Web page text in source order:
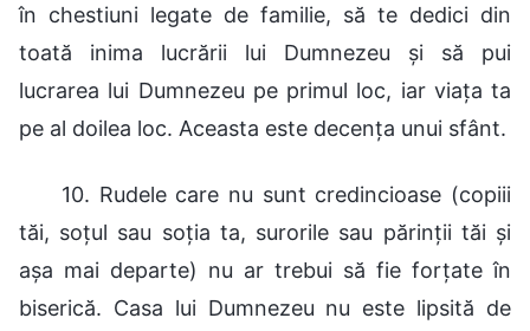
în chestiuni legate de familie, să te dedici din
toată inima lucrării lui Dumnezeu și să pui
lucrarea lui Dumnezeu pe primul loc, iar viața ta
pe al doilea loc. Aceasta este decența unui sfânt.
10. Rudele care nu sunt credincioase (copiii
tăi, soțul sau soția ta, surorile sau părinții tăi și
așa mai departe) nu ar trebui să fie forțate în
biserică. Casa lui Dumnezeu nu este lipsită de